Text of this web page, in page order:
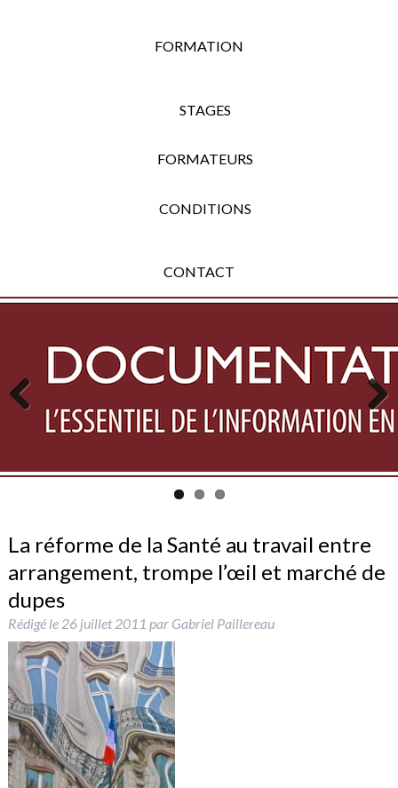
FORMATION
STAGES
FORMATEURS
CONDITIONS
CONTACT
Previous Next
La réforme de la Santé au travail entre
arrangement, trompe l’œil et marché de
dupes
Rédigé le 26 juillet 2011 par Gabriel Paillereau